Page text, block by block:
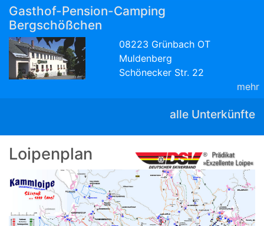
Gasthof-Pension-Camping
Bergschößchen
08223 Grünbach OT
Muldenberg
Schönecker Str. 22
mehr
alle Unterkünfte
Loipenplan